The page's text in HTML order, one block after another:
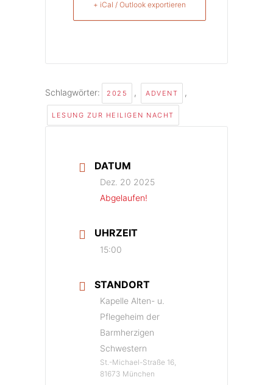
+ iCal / Outlook exportieren
Schlagwörter: 2025 , ADVENT ,
LESUNG ZUR HEILIGEN NACHT
DATUM
Dez. 20 2025
Abgelaufen!
UHRZEIT
15:00
STANDORT
Kapelle Alten- u.
Pflegeheim der
Barmherzigen
Schwestern
St.-Michael-Straße 16,
81673 München